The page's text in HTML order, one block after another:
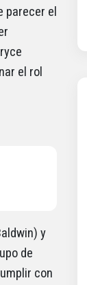
parecer el
el rol
y
de
con